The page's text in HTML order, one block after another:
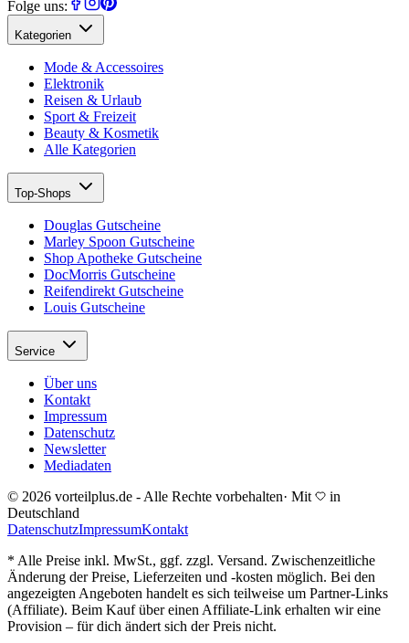
Folge uns:
Kategorien
Mode & Accessoires
Elektronik
Reisen & Urlaub
Sport & Freizeit
Beauty & Kosmetik
Alle Kategorien
Top-Shops
Douglas Gutscheine
Marley Spoon Gutscheine
Shop Apotheke Gutscheine
DocMorris Gutscheine
Reifendirekt Gutscheine
Louis Gutscheine
Service
Über uns
Kontakt
Impressum
Datenschutz
Newsletter
Mediadaten
© 2026 vorteilplus.de - Alle Rechte vorbehalten· Mit
in
Deutschland
DatenschutzImpressumKontakt
* Alle Preise inkl. MwSt., ggf. zzgl. Versand. Zwischenzeitliche
Änderung der Preise, Lieferzeiten und -kosten möglich. Bei den
angezeigten Angeboten handelt es sich teilweise um Partner-Links
(Affiliate). Beim Kauf über einen Affiliate-Link erhalten wir eine
Provision – für dich ändert sich der Preis nicht.